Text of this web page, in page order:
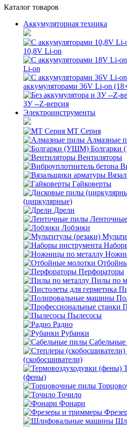
Каталог товаров
Аккумуляторная техника
10,8V Li-on
Li-on
аккумуляторами 36V Li-on
ЗУ --Z-версия
Электроинструменты
MT Серия
Алмазные
Вентиляторы
Гайковерты
(циркулярные)
Дрели
Лобзики
Перфораторы
Пилы по
Пылесосы
Радио
Рубанки
(скобосшиватели)
(фены)
Точило
Фонари